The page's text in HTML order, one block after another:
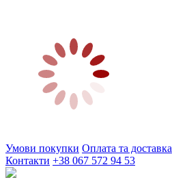
Умови покупки Оплата та доставка
Контакти +38 067 572 94 53